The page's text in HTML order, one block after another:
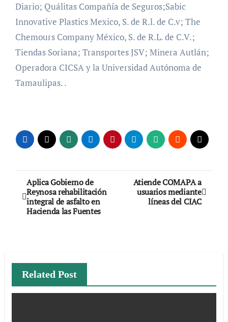
Diario; Quálitas Compañía de Seguros;Sabic
Innovative Plastics Mexico, S. de R.l. de C.v; The
Chemours Company México, S. de R.L. de C.V.;
Tiendas Soriana; Transportes JSV; Minera Autlán;
Operadora CICSA y la Universidad Autónoma de
Tamaulipas. .
Navegación
de
Aplica Gobierno de
Reynosa rehabilitación
integral de asfalto en
Hacienda las Fuentes
Atiende COMAPA a
usuarios mediante
líneas del CIAC
Related Post